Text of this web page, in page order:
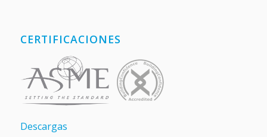
CERTIFICACIONES
Descargas